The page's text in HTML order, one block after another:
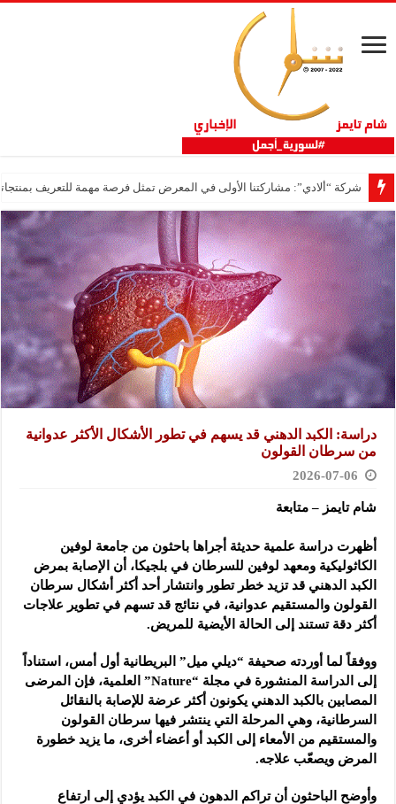
شركة “ألادي”: مشاركتنا الأولى في المعرض تمثل فرصة مهمة للتعريف
دراسة: الكبد الدهني قد يسهم في تطور الأشكال الأكثر عدوانية
من سرطان القولون
2026-07-06
شام تايمز – متابعة
أظهرت دراسة علمية حديثة أجراها باحثون من جامعة لوفين
الكاثوليكية ومعهد لوفين للسرطان في بلجيكا، أن الإصابة بمرض
الكبد الدهني قد تزيد خطر تطور وانتشار أحد أكثر أشكال سرطان
القولون والمستقيم عدوانية، في نتائج قد تسهم في تطوير علاجات
أكثر دقة تستند إلى الحالة الأيضية للمريض.
ووفقاً لما أوردته صحيفة “ديلي ميل” البريطانية أول أمس، استناداً
إلى الدراسة المنشورة في مجلة “Nature” العلمية، فإن المرضى
المصابين بالكبد الدهني يكونون أكثر عرضة للإصابة بالنقائل
السرطانية، وهي المرحلة التي ينتشر فيها سرطان القولون
والمستقيم من الأمعاء إلى الكبد أو أعضاء أخرى، ما يزيد خطورة
المرض ويصعّب علاجه.
وأوضح الباحثون أن تراكم الدهون في الكبد يؤدي إلى ارتفاع